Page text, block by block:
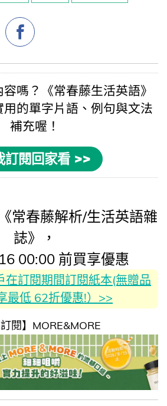
容嗎？《常春藤生活英語》
用的單字片語 、例句與文法
補充喔！
訂閱回家看 >>
常春藤解析/生活英語雜
誌》，
00:00 前買享優惠
在訂閱期間訂閱紙本(無贈品
最低 62折優惠!）>>
訂閱】MORE&MORE